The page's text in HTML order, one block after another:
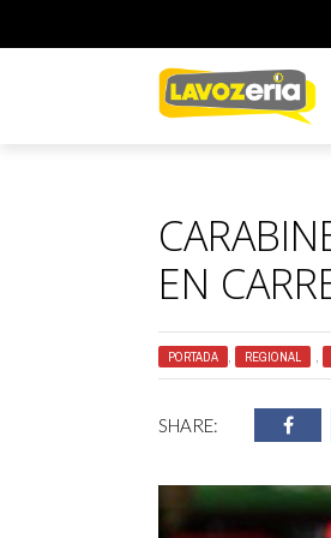
EN
PORTADA , REGIONAL ,
SHARE: